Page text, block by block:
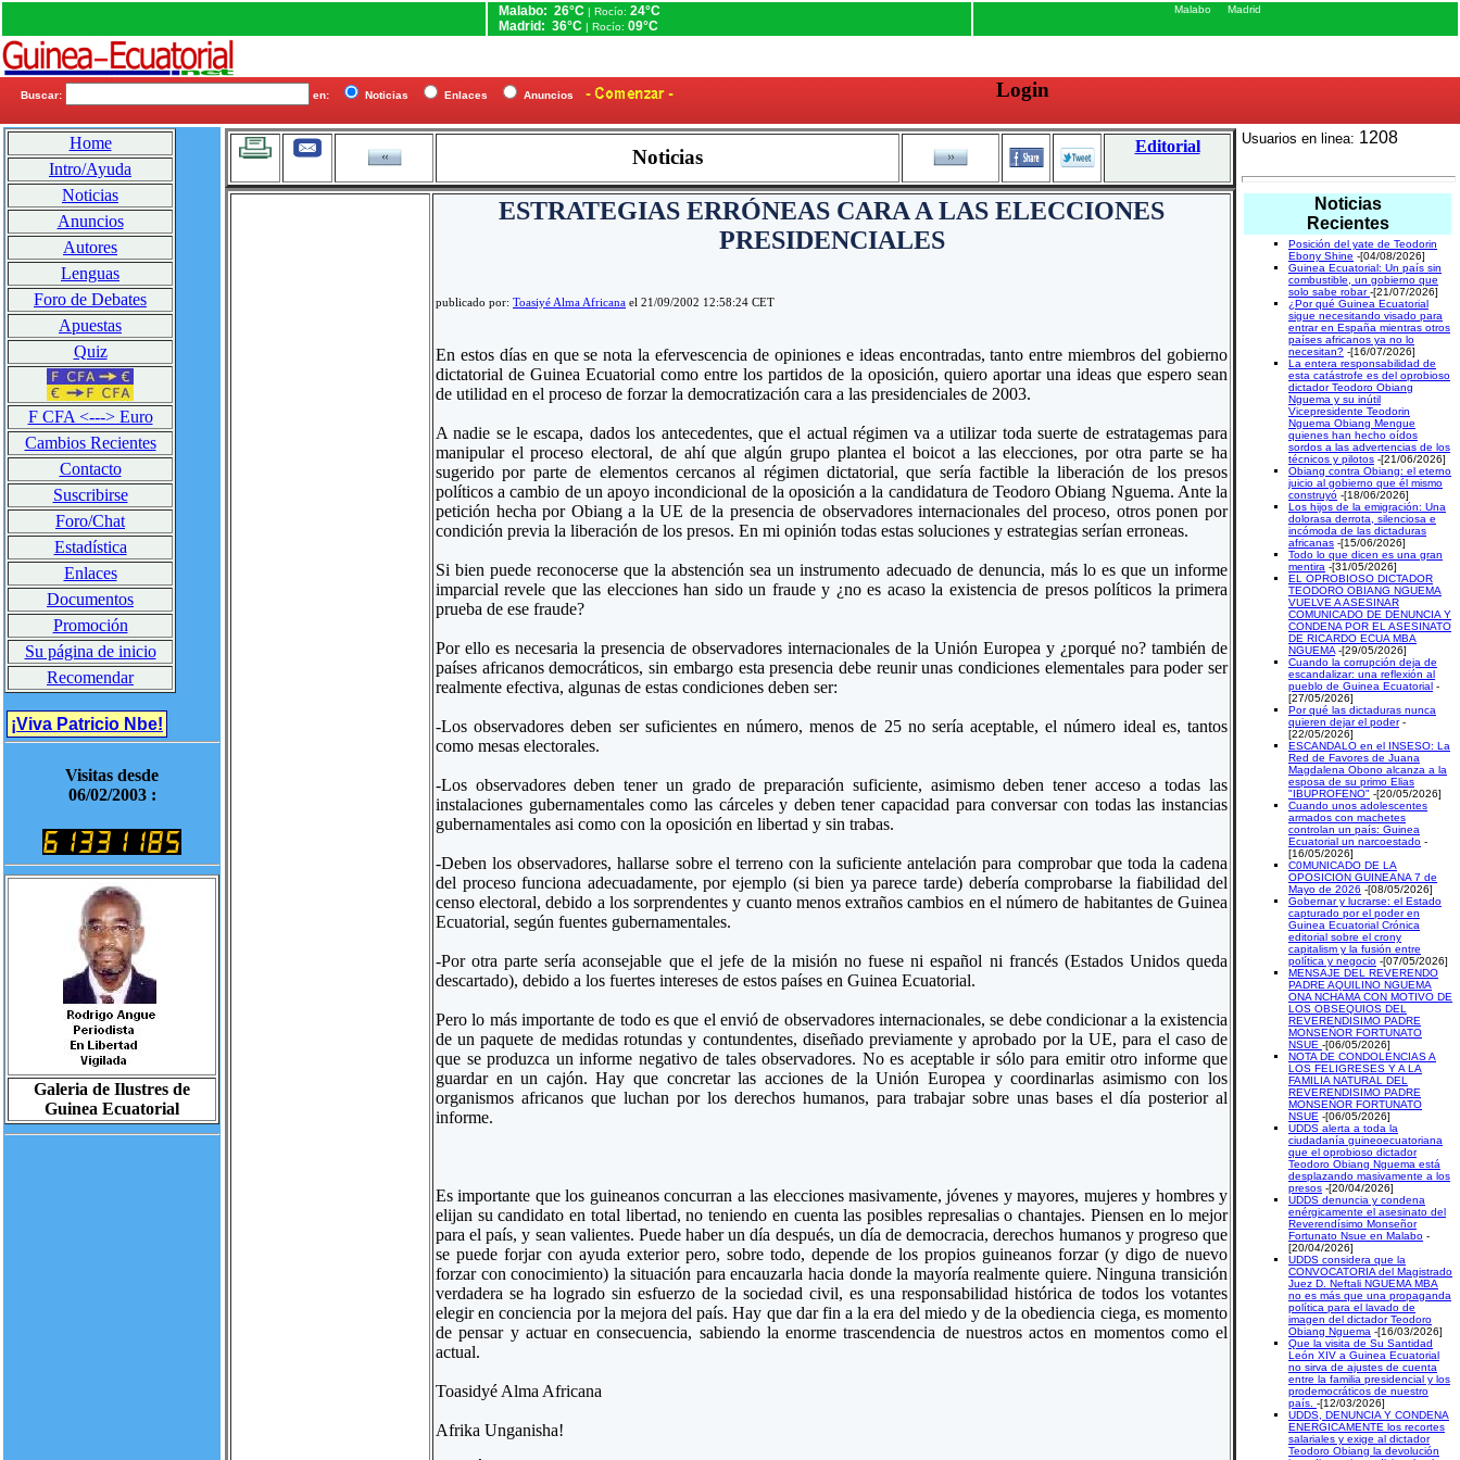
Malabo: 26°C | Rocío: 24°C
Madrid: 36°C | Rocío: 09°C
Malabo Madrid
Buscar: en: Noticias Enlaces Anuncios Login
Home
Intro/Ayuda
Noticias
Anuncios
Autores
Lenguas
Foro de Debates
Apuestas
Quiz
F CFA <---> Euro
Cambios Recientes
Contacto
Suscribirse
Foro/Chat
Estadística
Enlaces
Documentos
Promoción
Su página de inicio
Recomendar
¡Viva Patricio Nbe!
Visitas desde
06/02/2003 :
Galeria de Ilustres de
Guinea Ecuatorial
Noticias Editorial
ESTRATEGIAS ERRÓNEAS CARA A LAS ELECCIONES
PRESIDENCIALES
publicado por: Toasiyé Alma Africana el 21/09/2002 12:58:24 CET
En estos días en que se nota la efervescencia de opiniones e ideas encontradas, tanto entre miembros del gobierno
dictatorial de Guinea Ecuatorial como entre los partidos de la oposición, quiero aportar una ideas que espero sean
de utilidad en el proceso de forzar la democratización cara a las presidenciales de 2003.
A nadie se le escapa, dados los antecedentes, que el actual régimen va a utilizar toda suerte de estratagemas para
manipular el proceso electoral, de ahí que algún grupo plantea el boicot a las elecciones, por otra parte se ha
sugerido por parte de elementos cercanos al régimen dictatorial, que sería factible la liberación de los presos
políticos a cambio de un apoyo incondicional de la oposición a la candidatura de Teodoro Obiang Nguema. Ante la
petición hecha por Obiang a la UE de la presencia de observadores internacionales del proceso, otros ponen por
condición previa la liberación de los presos. En mi opinión todas estas soluciones y estrategias serían erroneas.
Si bien puede reconocerse que la abstención sea un instrumento adecuado de denuncia, más lo es que un informe
imparcial revele que las elecciones han sido un fraude y ¿no es acaso la existencia de presos políticos la primera
prueba de ese fraude?
Por ello es necesaria la presencia de observadores internacionales de la Unión Europea y ¿porqué no? también de
países africanos democráticos, sin embargo esta presencia debe reunir unas condiciones elementales para poder ser
realmente efectiva, algunas de estas condiciones deben ser:
-Los observadores deben ser suficientes en número, menos de 25 no sería aceptable, el número ideal es, tantos
como mesas electorales.
-Los observadores deben tener un grado de preparación suficiente, asimismo deben tener acceso a todas las
instalaciones gubernamentales como las cárceles y deben tener capacidad para conversar con todas las instancias
gubernamentales asi como con la oposición en libertad y sin trabas.
-Deben los observadores, hallarse sobre el terreno con la suficiente antelación para comprobar que toda la cadena
del proceso funciona adecuadamente, por ejemplo (si bien ya parece tarde) debería comprobarse la fiabilidad del
censo electoral, debido a los sorprendentes y cuanto menos extraños cambios en el número de habitantes de Guinea
Ecuatorial, según fuentes gubernamentales.
-Por otra parte sería aconsejable que el jefe de la misión no fuese ni español ni francés (Estados Unidos queda
descartado), debido a los fuertes intereses de estos países en Guinea Ecuatorial.
Pero lo más importante de todo es que el envió de observadores internacionales, se debe condicionar a la existencia
de un paquete de medidas rotundas y contundentes, diseñado previamente y aprobado por la UE, para el caso de
que se produzca un informe negativo de tales observadores. No es aceptable ir sólo para emitir otro informe que
guardar en un cajón. Hay que concretar las acciones de la Unión Europea y coordinarlas asimismo con los
organismos africanos que luchan por los derechos humanos, para trabajar sobre unas bases el día posterior al
informe.
Es importante que los guineanos concurran a las elecciones masivamente, jóvenes y mayores, mujeres y hombres y
elijan su candidato en total libertad, no teniendo en cuenta las posibles represalias o chantajes. Piensen en lo mejor
para el país, y sean valientes. Puede haber un día después, un día de democracia, derechos humanos y progreso que
se puede forjar con ayuda exterior pero, sobre todo, depende de los propios guineanos forzar (y digo de nuevo
forzar con conocimiento) la situación para encauzarla hacia donde la mayoría realmente quiere. Ninguna transición
verdadera se ha logrado sin esfuerzo de la sociedad civil, es una responsabilidad histórica de todos los votantes
elegir en conciencia por la mejora del país. Hay que dar fin a la era del miedo y de la obediencia ciega, es momento
de pensar y actuar en consecuencia, sabiendo la enorme trascendencia de nuestros actos en momentos como el
actual.
Toasidyé Alma Africana
Afrika Unganisha!
Usuarios en linea: 1208
Noticias
Recientes
Posición del yate de Teodorin
Ebony Shine -[04/08/2026]
Guinea Ecuatorial: Un país sin
combustible, un gobierno que
solo sabe robar-[21/07/2026]
¿Por qué Guinea Ecuatorial
sigue necesitando visado para
entrar en España mientras otros
países africanos ya no lo
necesitan? -[16/07/2026]
La entera responsabilidad de
esta catástrofe es del oprobioso
dictador Teodoro Obiang
Nguema y su inútil
Vicepresidente Teodorin
Nguema Obiang Mengue
quienes han hecho oídos
sordos a las advertencias de los
técnicos y pilotos -[21/06/2026]
Obiang contra Obiang: el eterno
juicio al gobierno que él mismo
construyó -[18/06/2026]
Los hijos de la emigración: Una
dolorasa derrota, silenciosa e
incómoda de las dictaduras
africanas -[15/06/2026]
Todo lo que dicen es una gran
mentira -[31/05/2026]
EL OPROBIOSO DICTADOR
TEODORO OBIANG NGUEMA
VUELVE A ASESINAR
COMUNICADO DE DENUNCIA Y
CONDENA POR EL ASESINATO
DE RICARDO ECUA MBA
NGUEMA -[29/05/2026]
Cuando la corrupción deja de
escandalizar: una reflexión al
pueblo de Guinea Ecuatorial -
[27/05/2026]
Por qué las dictaduras nunca
quieren dejar el poder -
[22/05/2026]
ESCANDALO en el INSESO: La
Red de Favores de Juana
Magdalena Obono alcanza a la
esposa de su primo Elias
"IBUPROFENO" -[20/05/2026]
Cuando unos adolescentes
armados con machetes
controlan un país: Guinea
Ecuatorial un narcoestado -
[16/05/2026]
C0MUNICADO DE LA
OPOSICION GUINEANA 7 de
Mayo de 2026 -[08/05/2026]
Gobernar y lucrarse: el Estado
capturado por el poder en
Guinea Ecuatorial Crónica
editorial sobre el crony
capitalism y la fusión entre
política y negocio -[07/05/2026]
MENSAJE DEL REVERENDO
PADRE AQUILINO NGUEMA
ONA NCHAMA CON MOTIVO DE
LOS OBSEQUIOS DEL
REVERENDISIMO PADRE
MONSEÑOR FORTUNATO
NSUE -[06/05/2026]
NOTA DE CONDOLENCIAS A
LOS FELIGRESES Y A LA
FAMILIA NATURAL DEL
REVERENDISIMO PADRE
MONSEÑOR FORTUNATO
NSUE -[06/05/2026]
UDDS alerta a toda la
ciudadanía guineoecuatoriana
que el oprobioso dictador
Teodoro Obiang Nguema está
desplazando masivamente a los
presos -[20/04/2026]
UDDS denuncia y condena
enérgicamente el asesinato del
Reverendísimo Monseñor
Fortunato Nsue en Malabo -
[20/04/2026]
UDDS considera que la
CONVOCATORIA del Magistrado
Juez D. Neftali NGUEMA MBA
no es más que una propaganda
política para el lavado de
imagen del dictador Teodoro
Obiang Nguema -[16/03/2026]
Que la visita de Su Santidad
León XIV a Guinea Ecuatorial
no sirva de ajustes de cuenta
entre la familia presidencial y los
prodemocráticos de nuestro
país. -[12/03/2026]
UDDS, DENUNCIA Y CONDENA
ENERGICAMENTE los recortes
salariales y exige al dictador
Teodoro Obiang la devolución